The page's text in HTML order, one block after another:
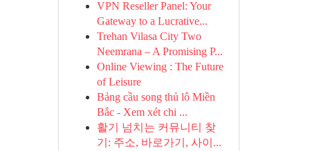
VPN Reseller Panel: Your
Gateway to a Lucrative...
Trehan Vilasa City Two
Neemrana – A Promising P...
Online Viewing : The Future
of Leisure
Bảng cầu song thủ lô Miền
Bắc - Xem xét chi ...
활기 넘치는 커뮤니티 찾
기: 주소, 바로가기, 사이...